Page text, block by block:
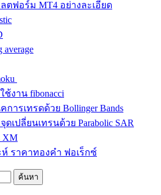
ตฟอร์ม MT4 อย่างละเอียด
งาน fibonacci
ารเทรดด้วย Bollinger Bands
เปลี่ยนเทรนด้วย Parabolic SAR
XM
ราคาทองคำ ฟอเร็กซ์